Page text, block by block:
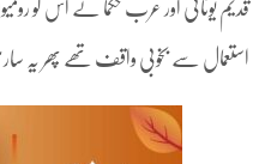
قدیم یونانی اور عرب حکما نے اس کو
استعمال سے بخوبی واقف تھے پھر یہ